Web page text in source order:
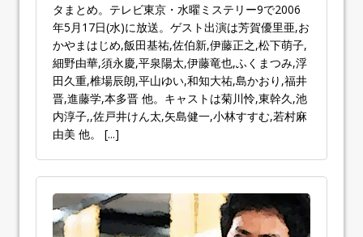
タまとめ。テレビ東京・水曜ミステリー9で2006
年5月17日(水)に放送。ゲスト出演は芳賀優里亜,お
かやまはじめ,飯田基祐,佐伯新,伊藤正之,松下萌子,
細野由華,須永慶,平泉陽太,伊藤竜也,ふくまつみ,浮
田久重,椎場辰朗,平山ゆい,和知大祐,島かおり,福井
晋,進藤学,本多晋 他。キャストは菊川怜,東幹久,池
内淳子,,佐戸井けん太,矢島健一,小林すすむ,若村麻
由美 他。 [...]